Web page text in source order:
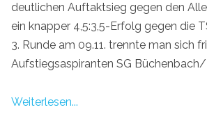
deutlichen Auftaktsieg gegen den
ein knapper 4,5:3,5-Erfolg gegen die
3. Runde am 09.11. trennte man sich
Aufstiegsaspiranten SG Büchenbach/
Weiterlesen...